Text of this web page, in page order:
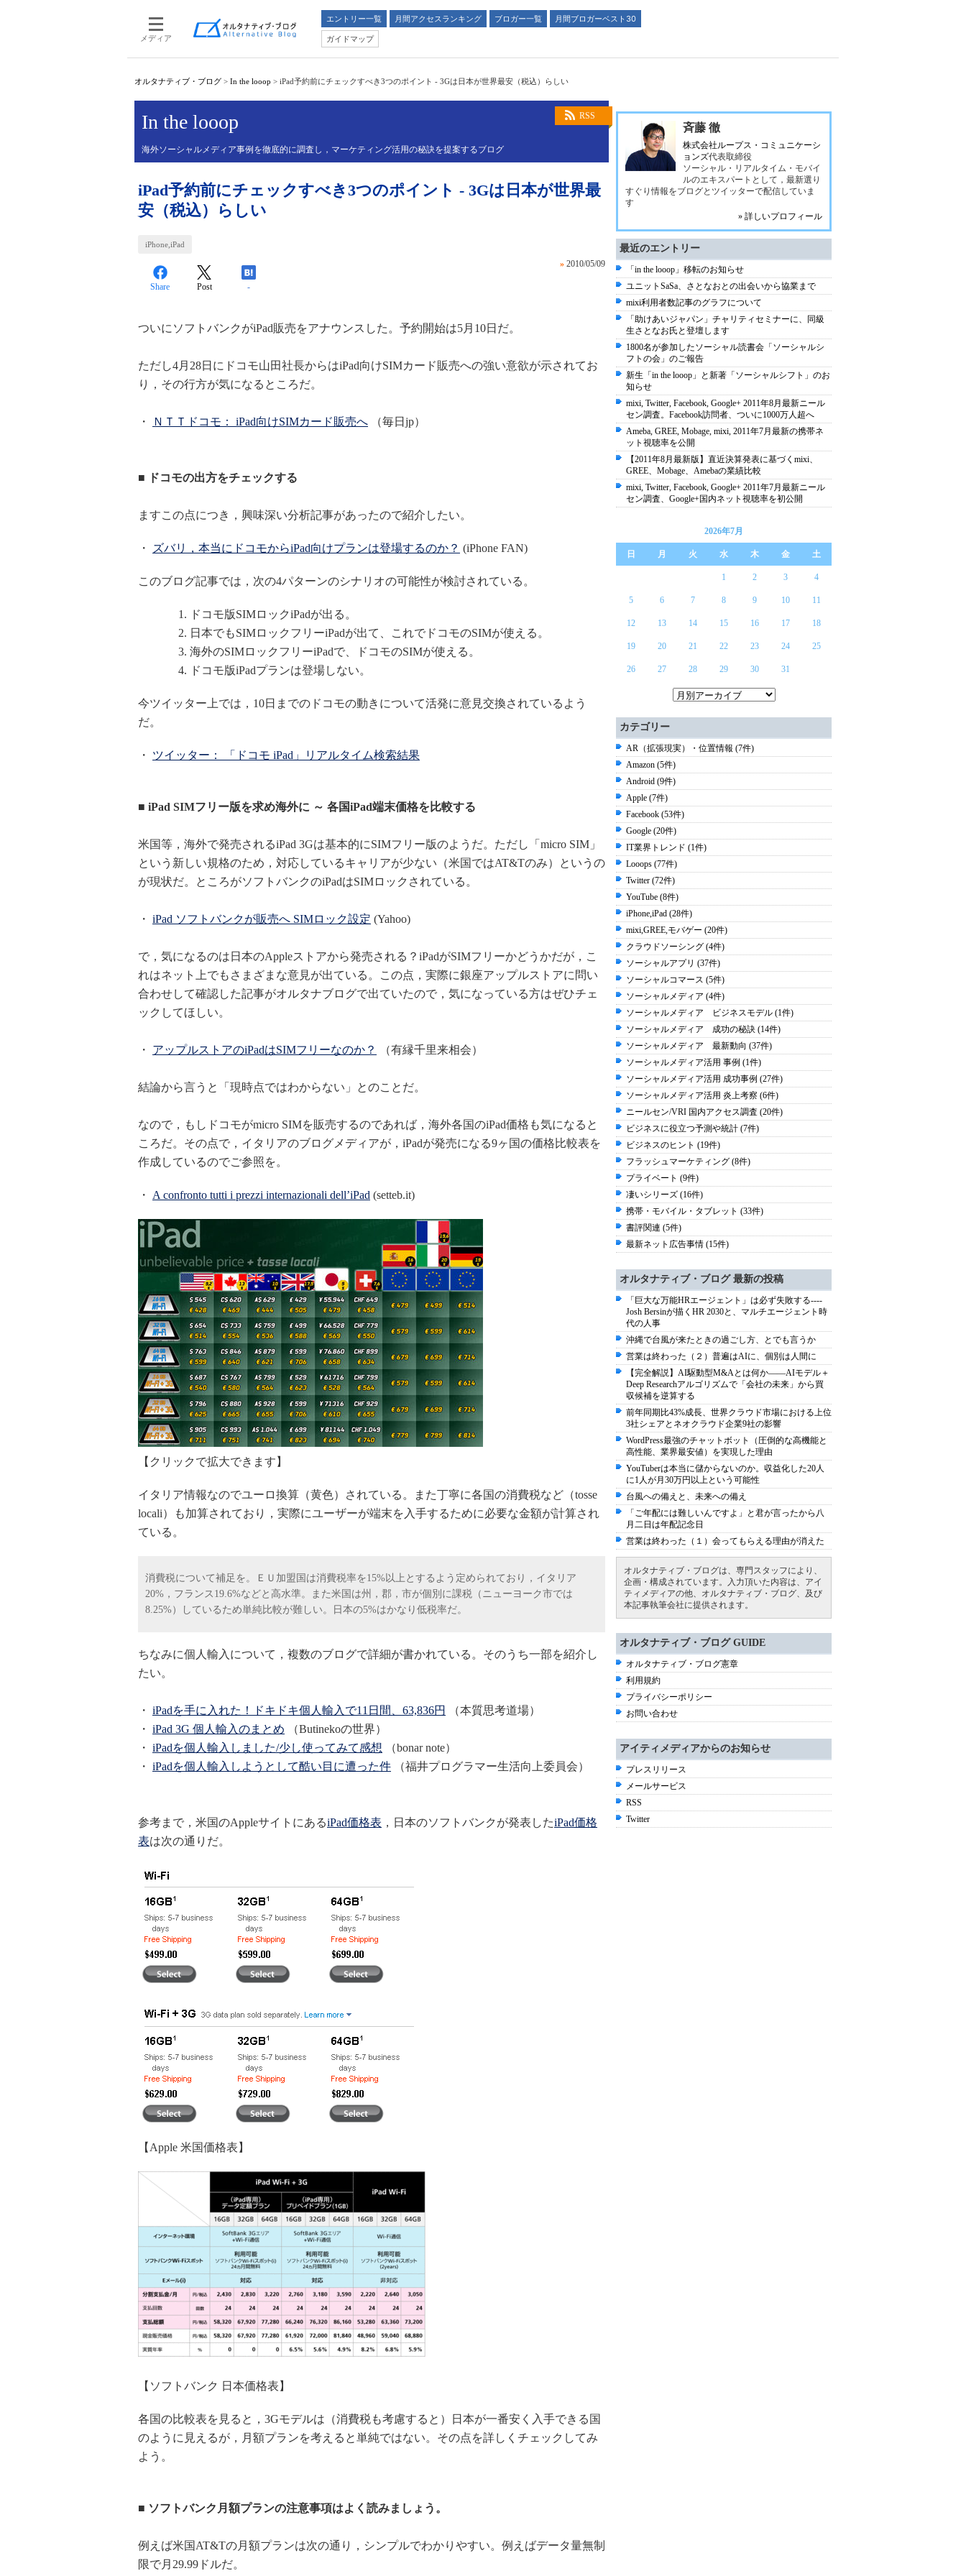
メディア
エントリー一覧 月間アクセスランキング ブロガー一覧
月間ブロガーベスト30
ガイドマップ
オルタナティブ・ブログ > In the looop > iPad予約前にチェックすべき3つのポイント - 3Gは日本が世界最安（税込）らしい
RSS
In the looop
海外ソーシャルメディア事例を徹底的に調査し，マーケティング活用の秘訣を提案するブログ
iPad予約前にチェックすべき3つのポイント - 3Gは日本が世界最
安（税込）らしい
iPhone,iPad
» 2010/05/09
Share Post -
ついにソフトバンクがiPad販売をアナウンスした。予約開始は5月10日だ。
ただし4月28日にドコモ山田社長からはiPad向けSIMカード販売への強い意欲が示されてお
り，その行方が気になるところだ。
・ ＮＴＴドコモ： iPad向けSIMカード販売へ （毎日jp）
■ ドコモの出方をチェックする
ますこの点につき，興味深い分析記事があったので紹介したい。
・ ズバリ，本当にドコモからiPad向けプランは登場するのか？ (iPhone FAN)
このブログ記事では，次の4パターンのシナリオの可能性が検討されている。
ドコモ版SIMロックiPadが出る。
日本でもSIMロックフリーiPadが出て、これでドコモのSIMが使える。
海外のSIMロックフリーiPadで、ドコモのSIMが使える。
ドコモ版iPadプランは登場しない。
今ツイッター上では，10日までのドコモの動きについて活発に意見交換されているよう
だ。
・ ツイッター： 「ドコモ iPad」リアルタイム検索結果
■ iPad SIMフリー版を求め海外に ～ 各国iPad端末価格を比較する
米国等，海外で発売されるiPad 3Gは基本的にSIMフリー版のようだ。ただし「micro SIM」
という新しい規格のため，対応しているキャリアが少ない（米国ではAT&Tのみ）というの
が現状だ。ところがソフトバンクのiPadはSIMロックされている。
・ iPad ソフトバンクが販売へ SIMロック設定 (Yahoo)
で，気になるのは日本のAppleストアから発売される？iPadがSIMフリーかどうかだが，こ
れはネット上でもさまざまな意見が出ている。この点，実際に銀座アップルストアに問い
合わせして確認した記事がオルタナブログで出ていたので，気になっている方はぜひチェ
ックしてほしい。
・ アップルストアのiPadはSIMフリーなのか？ （有縁千里来相会）
結論から言うと「現時点ではわからない」とのことだ。
なので，もしドコモがmicro SIMを販売するのであれば，海外各国のiPad価格も気になると
ころだ。その点で，イタリアのブログメディアが，iPadが発売になる9ヶ国の価格比較表を
作成しているのでご参照を。
・ A confronto tutti i prezzi internazionali dell’iPad (setteb.it)
【クリックで拡大できます】
イタリア情報なのでユーロ換算（黄色）されている。また丁寧に各国の消費税など（tosse
locali）も加算されており，実際にユーザーが端末を入手するために必要な金額が計算され
ている。
消費税について補足を。ＥＵ加盟国は消費税率を15%以上とするよう定められており，イタリア
20%，フランス19.6%などと高水準。また米国は州，郡，市が個別に課税（ニューヨーク市では
8.25%）しているため単純比較が難しい。日本の5%はかなり低税率だ。
ちなみに個人輸入について，複数のブログで詳細が書かれている。そのうち一部を紹介し
たい。
・ iPadを手に入れた！ドキドキ個人輸入で11日間、63,836円
（本質思考道場）
・ iPad 3G 個人輸入のまとめ （Butinekoの世界）
・ iPadを個人輸入しました/少し使ってみて感想 （bonar note）
・ iPadを個人輸入しようとして酷い目に遭った件 （福井プログラマー生活向上委員会）
参考まで，米国のAppleサイトにあるiPad価格表 ，日本のソフトバンクが発表したiPad価格
表は次の通りだ。
【Apple 米国価格表】
【ソフトバンク 日本価格表】
各国の比較表を見ると，3Gモデルは（消費税も考慮すると）日本が一番安く入手できる国
のように見えるが，月額プランを考えると単純ではない。その点を詳しくチェックしてみ
よう。
■ ソフトバンク月額プランの注意事項はよく読みましょう。
例えば米国AT&Tの月額プランは次の通り，シンプルでわかりやすい。例えばデータ量無制
限で月29.99ドルだ。
斉藤 徹
株式会社ループス・コミュニケーシ
ョンズ代表取締役
ソーシャル・リアルタイム・モバイ
ルのエキスパートとして，最新選り
すぐり情報をブログとツイッターで配信していま
す
» 詳しいプロフィール
最近のエントリー
「in the looop」移転のお知らせ
ユニットSaSa、さとなおとの出会いから協業まで
mixi利用者数記事のグラフについて
「助けあいジャパン」チャリティセミナーに、同級
生さとなお氏と登壇します
1800名が参加したソーシャル読書会「ソーシャルシ
フトの会」のご報告
新生「in the looop」と新著「ソーシャルシフト」のお
知らせ
mixi, Twitter, Facebook, Google+ 2011年8月最新ニール
セン調査。Facebook訪問者、ついに1000万人超へ
Ameba, GREE, Mobage, mixi, 2011年7月最新の携帯ネ
ット視聴率を公開
【2011年8月最新版】直近決算発表に基づくmixi、
GREE、Mobage、Amebaの業績比較
mixi, Twitter, Facebook, Google+ 2011年7月最新ニール
セン調査、Google+国内ネット視聴率を初公開
2026年7月
日 月 火 水 木 金 土
1 2 3 4
5 6 7 8 9 10 11
12 13 14 15 16 17 18
19 20 21 22 23 24 25
26 27 28 29 30 31
カテゴリー
AR（拡張現実）・位置情報 (7件)
Amazon (5件)
Android (9件)
Apple (7件)
Facebook (53件)
Google (20件)
IT業界トレンド (1件)
Looops (77件)
Twitter (72件)
YouTube (8件)
iPhone,iPad (28件)
mixi,GREE,モバゲー (20件)
クラウドソーシング (4件)
ソーシャルアプリ (37件)
ソーシャルコマース (5件)
ソーシャルメディア (4件)
ソーシャルメディア ビジネスモデル (1件)
ソーシャルメディア 成功の秘訣 (14件)
ソーシャルメディア 最新動向 (37件)
ソーシャルメディア活用 事例 (1件)
ソーシャルメディア活用 成功事例 (27件)
ソーシャルメディア活用 炎上考察 (6件)
ニールセン/VRI 国内アクセス調査 (20件)
ビジネスに役立つ予測や統計 (7件)
ビジネスのヒント (19件)
フラッシュマーケティング (8件)
プライベート (9件)
凄いシリーズ (16件)
携帯・モバイル・タブレット (33件)
書評関連 (5件)
最新ネット広告事情 (15件)
オルタナティブ・ブログ 最新の投稿
「巨大な万能HRエージェント」は必ず失敗する----
Josh Bersinが描くHR 2030と、マルチエージェント時
代の人事
沖縄で台風が来たときの過ごし方、とでも言うか
営業は終わった（２）普遍はAIに、個別は人間に
【完全解説】AI駆動型M&Aとは何か――AIモデル＋
Deep Researchアルゴリズムで「会社の未来」から買
収候補を逆算する
前年同期比43%成長、世界クラウド市場における上位
3社シェアとネオクラウド企業9社の影響
WordPress最強のチャットボット（圧倒的な高機能と
高性能、業界最安値）を実現した理由
YouTuberは本当に儲からないのか。収益化した20人
に1人が月30万円以上という可能性
台風への備えと、未来への備え
「ご年配には難しいんですよ」と君が言ったから八
月二日は年配記念日
営業は終わった（１）会ってもらえる理由が消えた
オルタナティブ・ブログは、専門スタッフにより、
企画・構成されています。入力頂いた内容は、アイ
ティメディアの他、オルタナティブ・ブログ、及び
本記事執筆会社に提供されます。
オルタナティブ・ブログ GUIDE
オルタナティブ・ブログ憲章
利用規約
プライバシーポリシー
お問い合わせ
アイティメディアからのお知らせ
プレスリリース
メールサービス
RSS
Twitter